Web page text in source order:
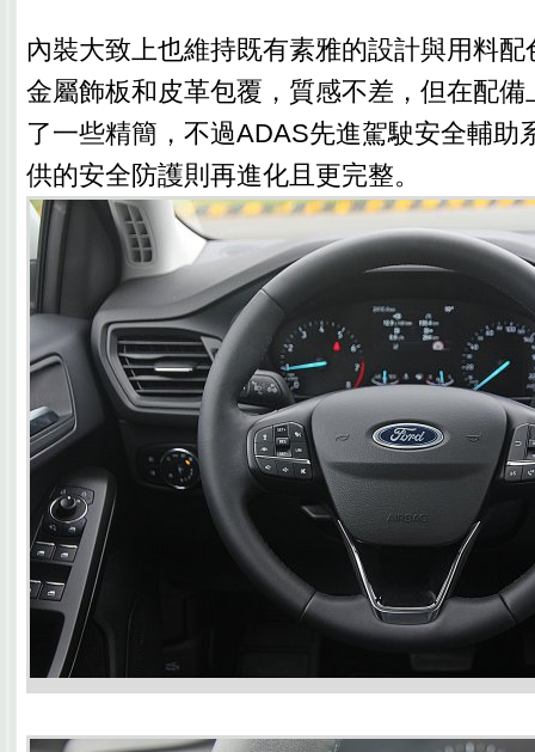
內裝大致上也維持既有素雅的設計與用料
金屬飾板和皮革包覆，質感不差，但在配
了一些精簡，不過ADAS先進駕駛安全輔助
供的安全防護則再進化且更完整。